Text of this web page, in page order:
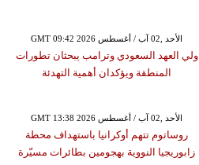
GMT 09:42 2026 الأحد ,02 آب / أغسطس
ولي العهد السعودي وترامب يبحثان تطورات
المنطقة ويؤكدان أهمية التهدئة
GMT 13:38 2026 الأحد ,02 آب / أغسطس
روساتوم تتهم أوكرانيا باستهداف محطة
زابوريجيا النووية بهجومين بطائرات مسيّرة